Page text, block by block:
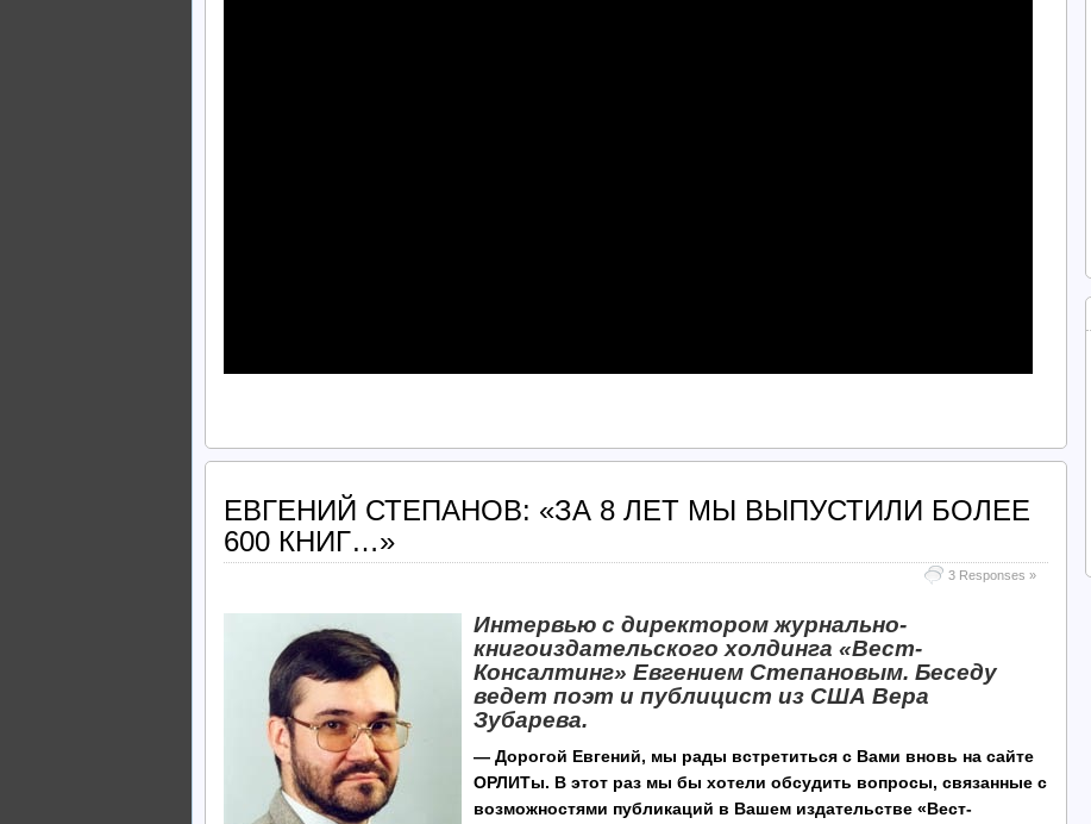
ЕВГЕНИЙ СТЕПАНОВ: «ЗА 8 ЛЕТ МЫ ВЫПУСТИЛИ БОЛЕЕ
600 КНИГ…»
3 Responses »
Интервью с директором журнально-
книгоиздательского холдинга «Вест-
Консалтинг» Евгением Степановым. Беседу
ведет поэт и публицист из США Вера
Зубарева.
— Дорогой Евгений, мы рады встретиться с Вами вновь на сайте
ОРЛИТы. В этот раз мы бы хотели обсудить вопросы, связанные с
возможностями публикаций в Вашем издательстве «Вест-